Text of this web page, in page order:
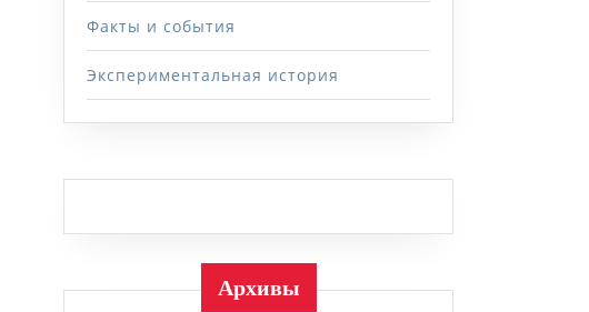
Факты и события
Экспериментальная история
Архивы